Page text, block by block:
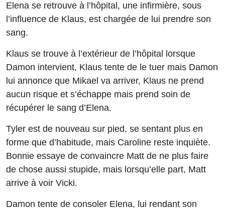
Elena se retrouve à l’hôpital, une infirmière, sous
l’influence de Klaus, est chargée de lui prendre son
sang.
Klaus se trouve à l’extérieur de l’hôpital lorsque
Damon intervient, Klaus tente de le tuer mais Damon
lui annonce que Mikael va arriver, Klaus ne prend
aucun risque et s’échappe mais prend soin de
récupérer le sang d’Elena.
Tyler est de nouveau sur pied, se sentant plus en
forme que d’habitude, mais Caroline reste inquiète.
Bonnie essaye de convaincre Matt de ne plus faire
de chose aussi stupide, mais lorsqu’elle part, Matt
arrive à voir Vicki.
Damon tente de consoler Elena, lui rendant son